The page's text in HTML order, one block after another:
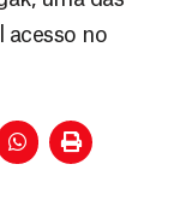
acesso no